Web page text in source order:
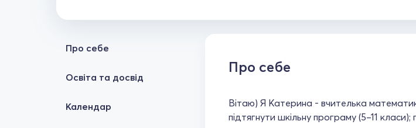
Про себе
Освіта та досвід
Календар
Про себе
Вітаю) Я Катерина - вчителька
підтягнути шкільну програму (5–11